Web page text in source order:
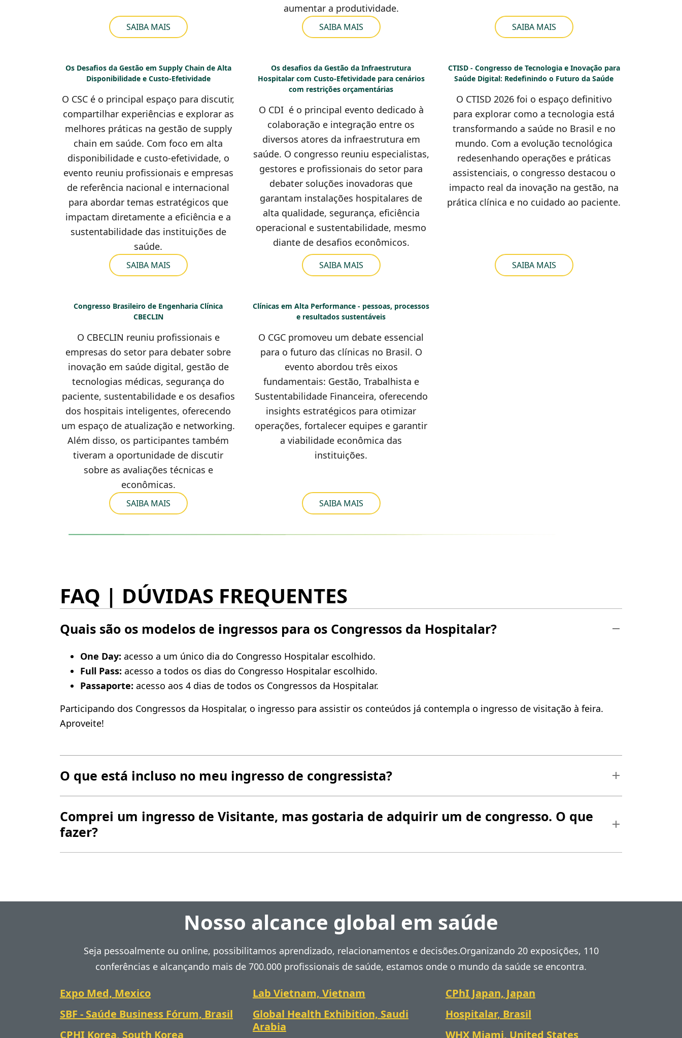
SAIBA MAIS
aumentar a produtividade.
SAIBA MAIS SAIBA MAIS
Os Desafios da Gestão em Supply Chain de Alta
Disponibilidade e Custo-Efetividade
O CSC é o principal espaço para discutir,
compartilhar experiências e explorar as
melhores práticas na gestão de supply
chain em saúde. Com foco em alta
disponibilidade e custo-efetividade, o
evento reuniu profissionais e empresas
de referência nacional e internacional
para abordar temas estratégicos que
impactam diretamente a eficiência e a
sustentabilidade das instituições de
saúde.
SAIBA MAIS
Os desafios da Gestão da Infraestrutura
Hospitalar com Custo-Efetividade para cenários
com restrições orçamentárias
O CDI é o principal evento dedicado à
colaboração e integração entre os
diversos atores da infraestrutura em
saúde. O congresso reuniu especialistas,
gestores e profissionais do setor para
debater soluções inovadoras que
garantam instalações hospitalares de
alta qualidade, segurança, eficiência
operacional e sustentabilidade, mesmo
diante de desafios econômicos.
SAIBA MAIS
CTISD - Congresso de Tecnologia e Inovação para
Saúde Digital: Redefinindo o Futuro da Saúde
O CTISD 2026 foi o espaço definitivo
para explorar como a tecnologia está
transformando a saúde no Brasil e no
mundo. Com a evolução tecnológica
redesenhando operações e práticas
assistenciais, o congresso destacou o
impacto real da inovação na gestão, na
prática clínica e no cuidado ao paciente.
SAIBA MAIS
Congresso Brasileiro de Engenharia Clínica
CBECLIN
O CBECLIN reuniu profissionais e
empresas do setor para debater sobre
inovação em saúde digital, gestão de
tecnologias médicas, segurança do
paciente, sustentabilidade e os desafios
dos hospitais inteligentes, oferecendo
um espaço de atualização e networking.
Além disso, os participantes também
tiveram a oportunidade de discutir
sobre as avaliações técnicas e
econômicas.
SAIBA MAIS
Clínicas em Alta Performance - pessoas, processos
e resultados sustentáveis
O CGC promoveu um debate essencial
para o futuro das clínicas no Brasil. O
evento abordou três eixos
fundamentais: Gestão, Trabalhista e
Sustentabilidade Financeira, oferecendo
insights estratégicos para otimizar
operações, fortalecer equipes e garantir
a viabilidade econômica das
instituições.
SAIBA MAIS
FAQ | DÚVIDAS FREQUENTES
Quais são os modelos de ingressos para os Congressos da Hospitalar?
One Day: acesso a um único dia do Congresso Hospitalar escolhido.
Full Pass: acesso a todos os dias do Congresso Hospitalar escolhido.
Passaporte: acesso aos 4 dias de todos os Congressos da Hospitalar.
Participando dos Congressos da Hospitalar, o ingresso para assistir os conteúdos já contempla o ingresso de visitação à feira.
Aproveite!
O que está incluso no meu ingresso de congressista?
Comprei um ingresso de Visitante, mas gostaria de adquirir um de congresso. O que
fazer?
Nosso alcance global em saúde
Seja pessoalmente ou online, possibilitamos aprendizado, relacionamentos e decisões.Organizando 20 exposições, 110
conferências e alcançando mais de 700.000 profissionais de saúde, estamos onde o mundo da saúde se encontra.
Expo Med, Mexico
SBF - Saúde Business Fórum, Brasil
CPHI Korea, South Korea
Lab Vietnam, Vietnam
Global Health Exhibition, Saudi
Arabia
CPhI Japan, Japan
Hospitalar, Brasil
WHX Miami, United States